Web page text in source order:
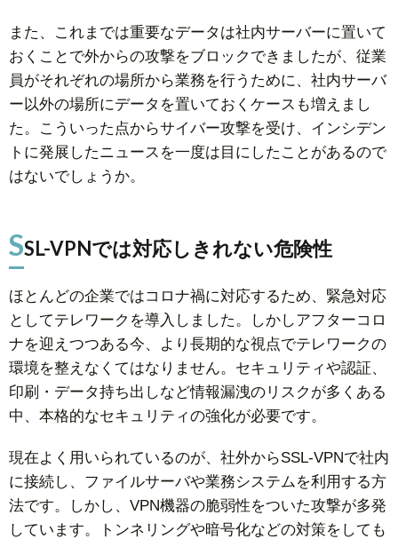
また、これまでは重要なデータは社内サーバーに置いて
おくことで外からの攻撃をブロックできましたが、従業
員がそれぞれの場所から業務を行うために、社内サーバ
ー以外の場所にデータを置いておくケースも増えまし
た。こういった点からサイバー攻撃を受け、インシデン
トに発展したニュースを一度は目にしたことがあるので
はないでしょうか。
SSL-VPNでは対応しきれない危険性
ほとんどの企業ではコロナ禍に対応するため、緊急対応
としてテレワークを導入しました。しかしアフターコロ
ナを迎えつつある今、より長期的な視点でテレワークの
環境を整えなくてはなりません。セキュリティや認証、
印刷・データ持ち出しなど情報漏洩のリスクが多くある
中、本格的なセキュリティの強化が必要です。
現在よく用いられているのが、社外からSSL-VPNで社内
に接続し、ファイルサーバや業務システムを利用する方
法です。しかし、VPN機器の脆弱性をついた攻撃が多発
しています。トンネリングや暗号化などの対策をしても